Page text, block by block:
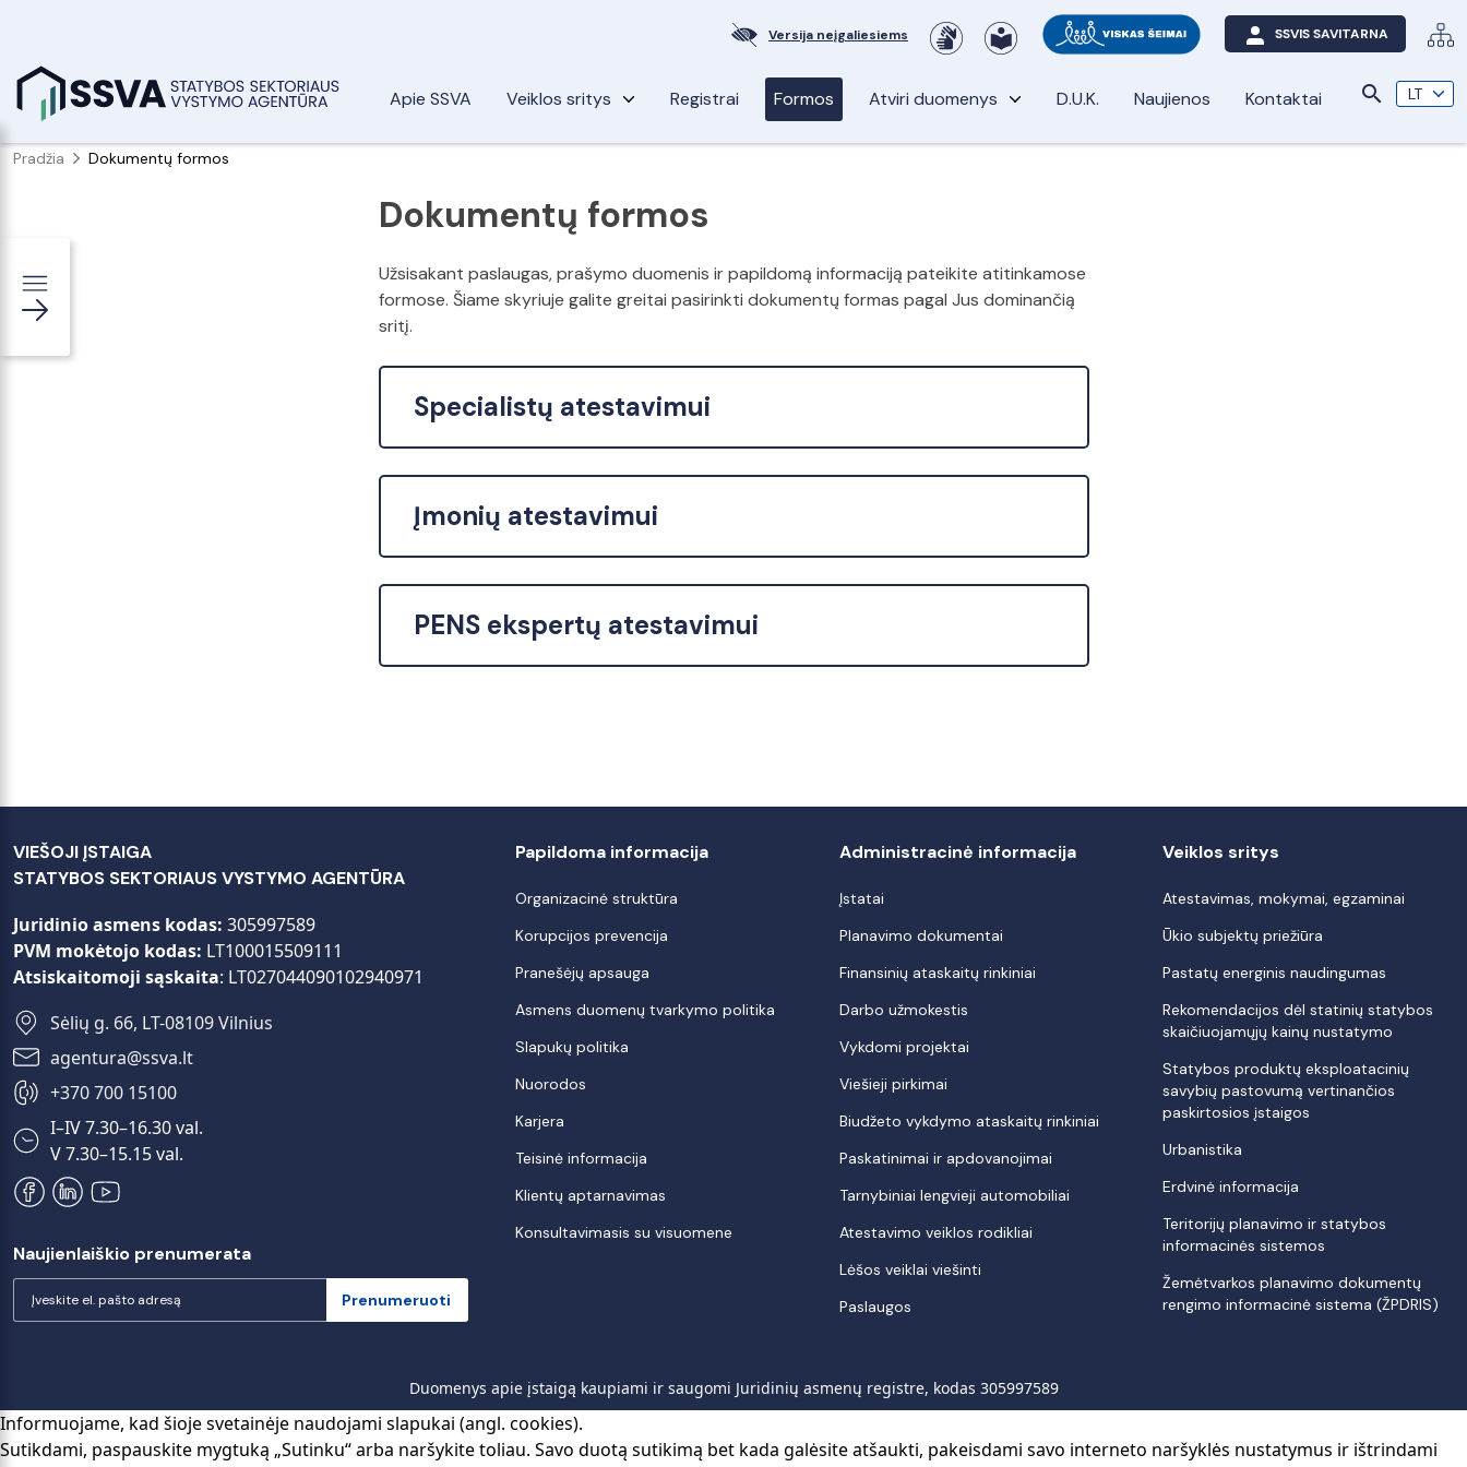
Versija neįgaliesiems SSVIS SAVITARNA
Apie SSVA Veiklos sritys Registrai Formos Atviri duomenys D.U.K. Naujienos Kontaktai search
Pradžia Dokumentų formos
Dokumentų formos
Užsisakant paslaugas, prašymo duomenis ir papildomą informaciją pateikite atitinkamose
formose. Šiame skyriuje galite greitai pasirinkti dokumentų formas pagal Jus dominančią
sritį.
Specialistų atestavimui
Įmonių atestavimui
PENS ekspertų atestavimui
VIEŠOJI ĮSTAIGA
STATYBOS SEKTORIAUS VYSTYMO AGENTŪRA
Juridinio asmens kodas: 305997589
PVM mokėtojo kodas: LT100015509111
Atsiskaitomoji sąskaita: LT027044090102940971
Sėlių g. 66, LT-08109 Vilnius
+370 700 15100
I–IV 7.30–16.30 val.
V 7.30–15.15 val.
Naujienlaiškio prenumerata
Prenumeruoti
Papildoma informacija
Organizacinė struktūra
Korupcijos prevencija
Pranešėjų apsauga
Asmens duomenų tvarkymo politika
Slapukų politika
Nuorodos
Karjera
Teisinė informacija
Klientų aptarnavimas
Konsultavimasis su visuomene
Administracinė informacija
Įstatai
Planavimo dokumentai
Finansinių ataskaitų rinkiniai
Darbo užmokestis
Vykdomi projektai
Viešieji pirkimai
Biudžeto vykdymo ataskaitų rinkiniai
Paskatinimai ir apdovanojimai
Tarnybiniai lengvieji automobiliai
Atestavimo veiklos rodikliai
Lėšos veiklai viešinti
Paslaugos
Veiklos sritys
Atestavimas, mokymai, egzaminai
Ūkio subjektų priežiūra
Pastatų energinis naudingumas
Rekomendacijos dėl statinių statybos
skaičiuojamųjų kainų nustatymo
Statybos produktų eksploatacinių
savybių pastovumą vertinančios
paskirtosios įstaigos
Urbanistika
Erdvinė informacija
Teritorijų planavimo ir statybos
informacinės sistemos
Žemėtvarkos planavimo dokumentų
rengimo informacinė sistema (ŽPDRIS)
Duomenys apie įstaigą kaupiami ir saugomi Juridinių asmenų registre, kodas 305997589
Informuojame, kad šioje svetainėje naudojami slapukai (angl. cookies).
Sutikdami, paspauskite mygtuką „Sutinku“ arba naršykite toliau. Savo duotą sutikimą bet kada galėsite atšaukti, pakeisdami savo interneto naršyklės nustatymus ir ištrindami